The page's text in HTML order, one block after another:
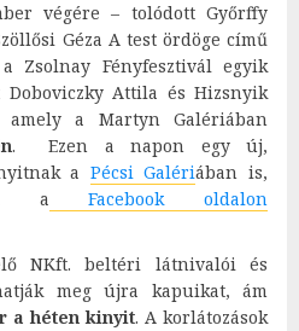
végére – tolódott Győrffy
Géza A test ördöge című
Zsolnay Fényfesztivál egyik
Doboviczky Attila és Hizsnyik
amely a Martyn Galériában
. Ezen a napon egy új,
a Pécsi Galériában is,
a Facebook oldalon
NKft. beltéri látnivalói és
meg újra kapuikat, ám
a héten kinyit. A korlátozások